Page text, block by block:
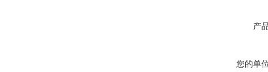
产
您的单